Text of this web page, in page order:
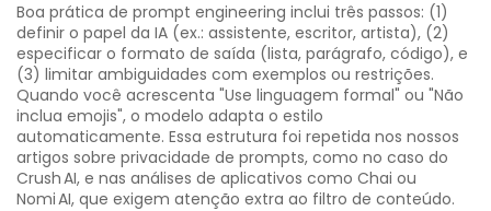
Boa prática de prompt engineering inclui três passos: (1)
definir o papel da IA (ex.: assistente, escritor, artista), (2)
especificar o formato de saída (lista, parágrafo, código), e
(3) limitar ambiguidades com exemplos ou restrições.
Quando você acrescenta "Use linguagem formal" ou "Não
inclua emojis", o modelo adapta o estilo
automaticamente. Essa estrutura foi repetida nos nossos
artigos sobre privacidade de prompts, como no caso do
Crush AI, e nas análises de aplicativos como Chai ou
Nomi AI, que exigem atenção extra ao filtro de conteúdo.